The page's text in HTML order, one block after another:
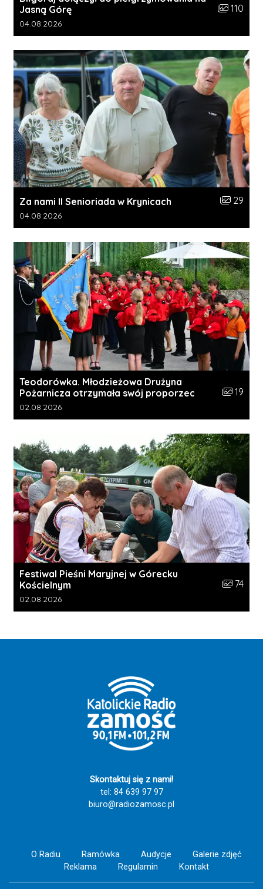
Jasną Górę
Liczba
110
Data dodania galerii:
04.08.2026
Za nami II Senioriada w Krynicach Liczba
29
Data dodania galerii:
04.08.2026
Teodorówka. Młodzieżowa Drużyna
Pożarnicza otrzymała swój proporzec
Liczba
19
Data dodania galerii:
02.08.2026
Festiwal Pieśni Maryjnej w Górecku
Kościelnym
Liczba
74
Data dodania galerii:
02.08.2026
Skontaktuj się z nami!
tel: 84 639 97 97
biuro@radiozamosc.pl
O Radiu Ramówka Audycje
Galerie zdjęć
Reklama
Regulamin Kontakt